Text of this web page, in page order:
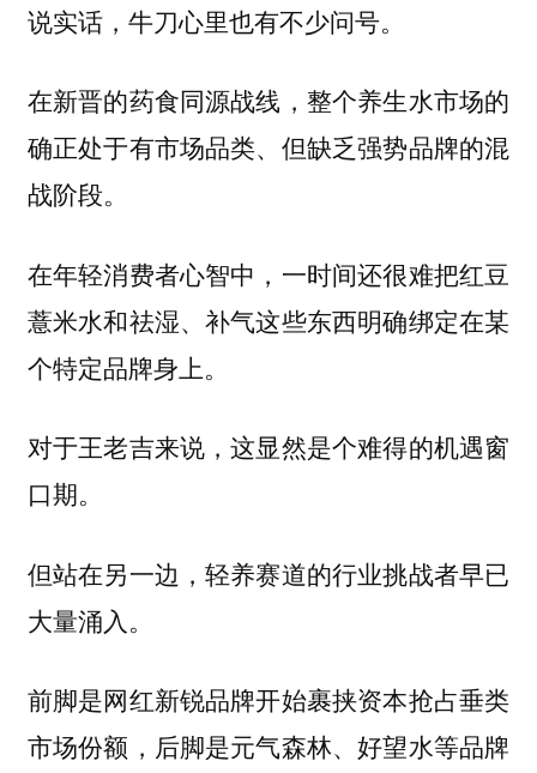
说实话，牛刀心里也有不少问号。
在新晋的药食同源战线，整个养生水市场的
确正处于有市场品类、但缺乏强势品牌的混
战阶段。
在年轻消费者心智中，一时间还很难把红豆
薏米水和祛湿、补气这些东西明确绑定在某
个特定品牌身上。
对于王老吉来说，这显然是个难得的机遇窗
口期。
但站在另一边，轻养赛道的行业挑战者早已
大量涌入。
前脚是网红新锐品牌开始裹挟资本抢占垂类
市场份额，后脚是元气森林、好望水等品牌